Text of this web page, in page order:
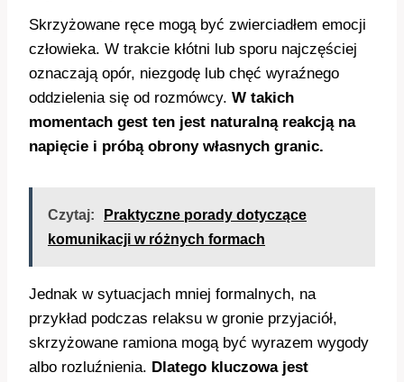
Skrzyżowane ręce mogą być zwierciadłem emocji
człowieka. W trakcie kłótni lub sporu najczęściej
oznaczają opór, niezgodę lub chęć wyraźnego
oddzielenia się od rozmówcy. W takich
momentach gest ten jest naturalną reakcją na
napięcie i próbą obrony własnych granic.
Czytaj:
Praktyczne porady dotyczące
komunikacji w różnych formach
Jednak w sytuacjach mniej formalnych, na
przykład podczas relaksu w gronie przyjaciół,
skrzyżowane ramiona mogą być wyrazem wygody
albo rozluźnienia. Dlatego kluczowa jest